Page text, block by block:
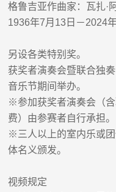
格鲁吉亚作曲家：瓦扎·
1936年7月13日－2024
另设各类特别奖。
获奖者演奏会暨联合独
音乐节期间举办。
※参加获奖者演奏会（
费）由参赛者自行承担。
※三人以上的室内乐或
体名义颁发。
视频规定